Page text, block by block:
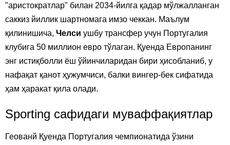
"аристократлар" билан 2034-йилга қадар мўлжалланган
саккиз йиллик шартномага имзо чеккан. Маълум
қилинишича, Челси ушбу трансфер учун Португалия
клубига 50 миллион евро тўлаган. Қуенда Европанинг
энг истиқболли ёш ўйинчиларидан бири ҳисобланиб, у
нафақат қанот ҳужумчиси, балки вингер-бек сифатида
ҳам ҳаракат қила олади.
Sporting сафидаги муваффақиятлар
Геованй Қуенда Португалия чемпионатида ўзини